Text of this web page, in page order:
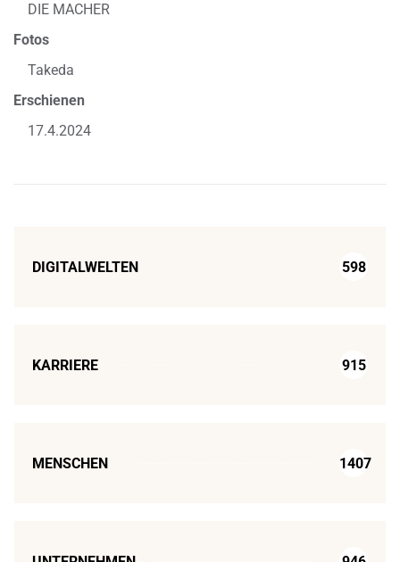
DIE MACHER
Fotos
Takeda
Erschienen
17.4.2024
DIGITALWELTEN 598
KARRIERE 915
MENSCHEN 1407